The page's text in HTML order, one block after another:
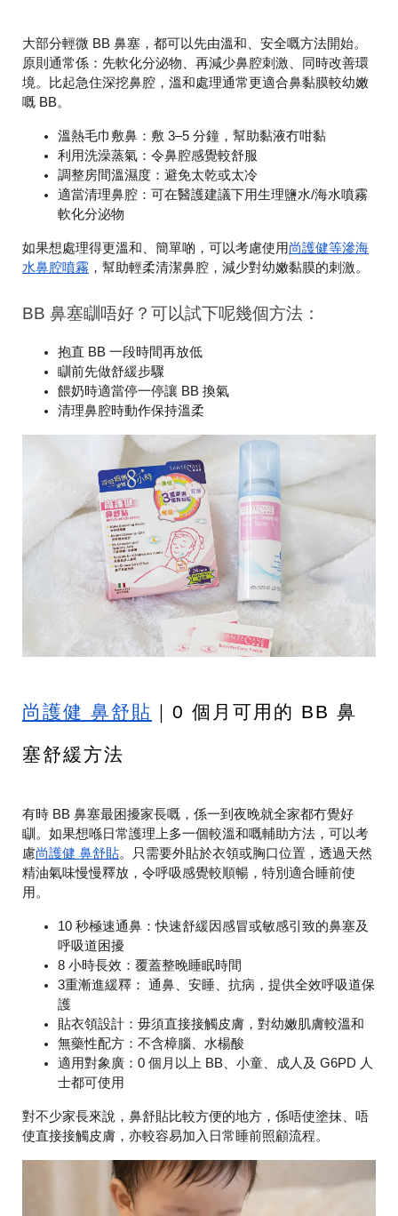
大部分輕微 BB 鼻塞，都可以先由溫和、安全嘅方法開始。
原則通常係： 先軟化分泌物、再減少鼻腔刺激、同時改善環
境。比起急住深挖鼻腔，溫和處理通常更適合鼻黏膜較幼嫩
嘅 BB。
溫熱毛巾敷鼻 ：敷 3–5 分鐘，幫助黏液冇咁黏
利用洗澡蒸氣 ：令鼻腔感覺較舒服
調整房間溫濕度 ：避免太乾或太冷
適當清理鼻腔 ：可在醫護建議下用生理鹽水/海水噴霧
軟化分泌物
如果想處理得更溫和、簡單啲，可以考慮使用尚護健等滲海
水鼻腔噴霧 ，幫助輕柔清潔鼻腔，減少對幼嫩黏膜的刺激。
BB 鼻塞瞓唔好？可以試下呢幾個方法：
抱直 BB 一段時間再放低
瞓前先做舒緩步驟
餵奶時適當停一停讓 BB 換氣
清理鼻腔時動作保持溫柔
尚護健 鼻舒貼 ｜0 個月可用的 BB 鼻
塞舒緩方法
有時 BB 鼻塞最困擾家長嘅，係一到夜晚就全家都冇覺好
瞓。如果想喺日常護理上多一個較溫和嘅輔助方法，可以考
慮尚護健 鼻舒貼。只需要外貼於衣領或胸口位置，透過天然
精油氣味慢慢釋放，令呼吸感覺較順暢，特別適合睡前使
用。
10 秒極速通鼻 ：快速舒緩因感冒或敏感引致的鼻塞及
呼吸道困擾
8 小時長效 ：覆蓋整晚睡眠時間
3重漸進緩釋 ： 通鼻、安睡、抗病，提供全效呼吸道保
護
貼衣領設計 ：毋須直接接觸皮膚，對幼嫩肌膚較溫和
無藥性配方 ：不含樟腦、水楊酸
適用對象廣 ：0 個月以上 BB、小童、成人及 G6PD 人
士都可使用
對不少家長來說，鼻舒貼比較方便的地方，係唔使塗抹、唔
使直接接觸皮膚，亦較容易加入日常睡前照顧流程。